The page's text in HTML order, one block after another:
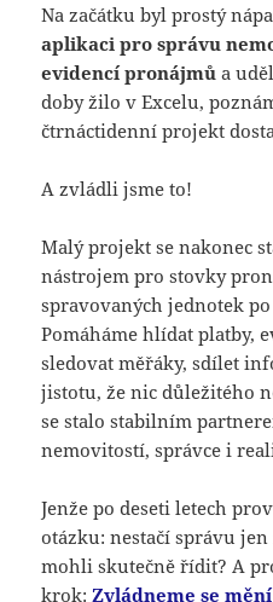
Na začátku byl prostý
aplikaci pro správu
evidencí pronájmůa
doby žilo v Excelu,
čtrnáctidenní projekt
A zvládli jsme to!
Malý projekt se nakonec
nástrojem pro stovky
spravovaných jednotek
Pomáháme hlídat platby,
sledovat měřáky, sdílet
jistotu, že nic důležitého
se stalo stabilním
nemovitostí, správce i
Jenže po deseti letech
otázku: nestačí správu
mohli skutečně řídit? A
krok: Zvládneme se